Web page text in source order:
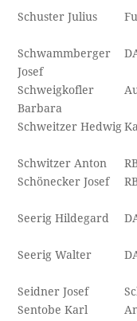
Schuster Julius
Schwammberger
Josef
Schweigkofler
Barbara
Schweitzer Hedwig
Schwitzer Anton
Schönecker Josef
Seerig Hildegard
Seerig Walter
Seidner Josef
Sentobe Karl